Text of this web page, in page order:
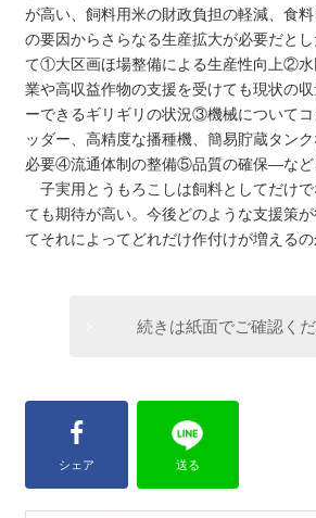
が高い、飼料用米の財政負担の軽減、食
の要因からさらなる生産拡大が必要だと
て①大区画ほ場整備による生産性向上②水
業や高収益作物の支援を受けても現状の
ーできるギリギリの状況③機械について
ッダー、高精度な播種機、簡易貯蔵タン
必要④流通体制の整備⑤品質の確保―など
子実用とうもろこしは飼料としてだけ
ても期待が高い。今後どのような支援策
てそれによってどれだけ作付けが増えるの
続きは紙面でご確認く
シェア 送る